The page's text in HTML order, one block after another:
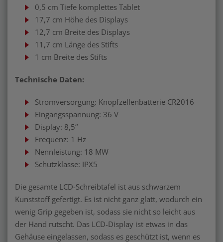
0,5 cm Tiefe komplettes Tablet
17,7 cm Höhe des Displays
12,7 cm Breite des Displays
11,7 cm Länge des Stifts
1 cm Breite des Stifts
Technische Daten:
Stromversorgung: Knopfzellenbatterie CR2016
Eingangsspannung: 36 V
Display: 8,5“
Frequenz: 1 Hz
Nennleistung: 18 MW
Schutzklasse: IPX5
Die gesamte LCD-Schreibtafel ist aus schwarzem
Kunststoff gefertigt. Es ist nicht ganz glatt, wodurch ein
wenig Grip gegeben ist, sodass sie nicht so leicht aus
der Hand rutscht. Das LCD-Display ist etwas in das
Gehäuse eingelassen, sodass es geschützt ist, wenn es